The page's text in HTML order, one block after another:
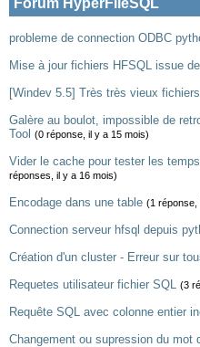
Forum HyperFileSQL
probleme de connection ODBC
Mise à jour fichiers HFSQL issue
[Windev 5.5] Très très vieux
Galère au boulot, impossible de
Tool (0 réponse, il y a 15 mois)
Vider le cache pour tester les
réponses, il y a 16 mois)
Encodage dans une table (1 réponse,
Connection serveur hfsql depuis
Création d'un cluster - Erreur sur
Requetes utilisateur fichier SQL (3
Requête SQL avec colonne entier
Changement ou supression du mot